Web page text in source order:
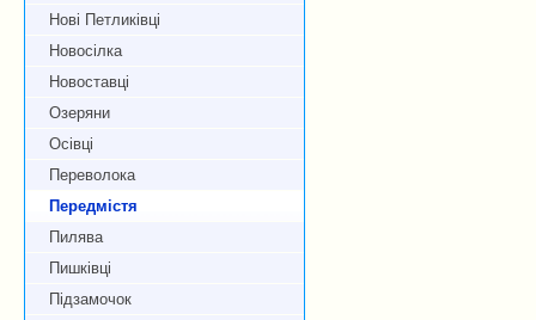
Нові Петликівці
Новосілка
Новоставці
Озеряни
Осівці
Переволока
Передмістя
Пилява
Пишківці
Підзамочок